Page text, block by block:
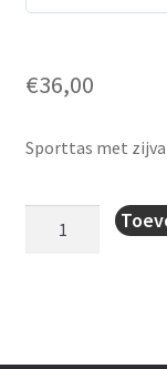
€36,00
Sporttas met